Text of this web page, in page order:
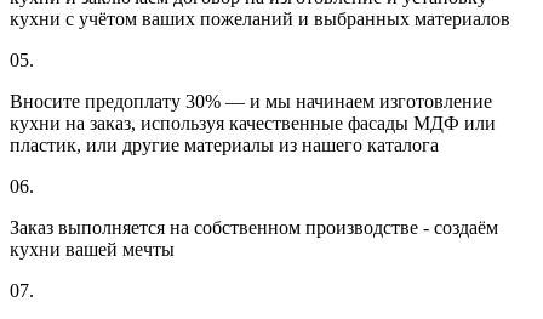
кухни с учётом ваших пожеланий и выбранных материалов
05.
Вносите предоплату 30% — и мы начинаем изготовление
кухни на заказ, используя качественные фасады МДФ или
пластик, или другие материалы из нашего каталога
06.
Заказ выполняется на собственном производстве - создаём
кухни вашей мечты
07.